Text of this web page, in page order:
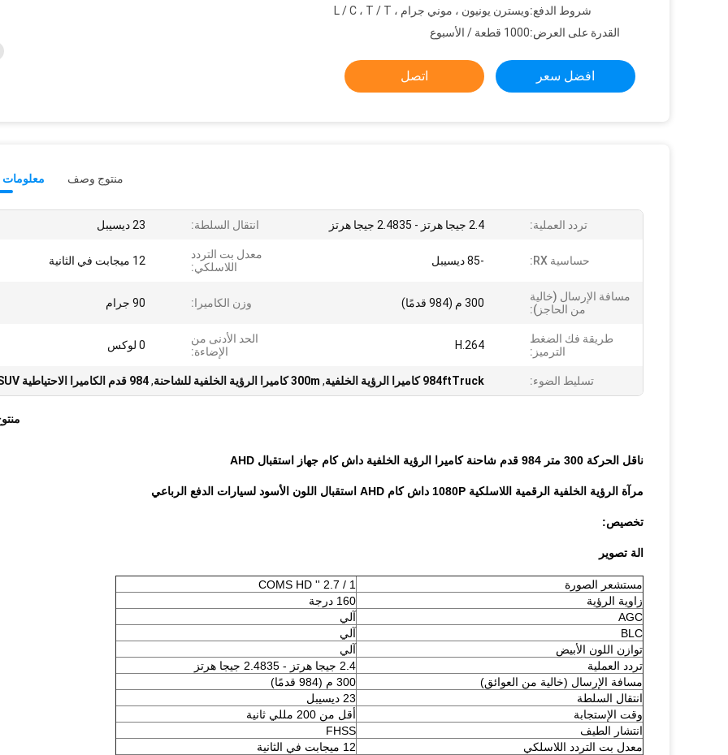
شروط الدفع:ويسترن يونيون ، موني جرام ، L / C ، T / T
القدرة على العرض:1000 قطعة / الأسبوع
افضل سعر اتصل
معلومات منتوج وصف
تردد العملية: 2.4 جيجا هرتز - 2.4835 جيجا هرتز انتقال السلطة: 23 ديسيبل
حساسية RX: -85 ديسيبل
معدل بت التردد
اللاسلكي:
12 ميجابت في الثانية
مسافة الإرسال (خالية
من الحاجز):
300 م (984 قدمًا) وزن الكاميرا: 90 جرام
طريقة فك الضغط
الترميز:
H.264
الحد الأدنى من
الإضاءة:
0 لوكس
تسليط الضوء: 984ftTruck كاميرا الرؤية الخلفية , 300m كاميرا الرؤية الخلفية للشاحنة ,984 قدم الكاميرا الاحتياطية SUV
ناقل الحركة 300 متر 984 قدم شاحنة كاميرا الرؤية الخلفية داش كام جهاز استقبال AHD
مرآة الرؤية الخلفية الرقمية اللاسلكية 1080P داش كام AHD استقبال اللون الأسود لسيارات الدفع الرباعي
تخصيص:
الة تصوير
مستشعر الصورة
1 / 2.7 '' COMS HD
زاوية الرؤية
160 درجة
AGC
آلي
BLC
آلي
توازن اللون الأبيض
آلي
تردد العملية
2.4 جيجا هرتز - 2.4835 جيجا هرتز
مسافة الإرسال (خالية من العوائق)
300 م (984 قدمًا)
انتقال السلطة
23 ديسيبل
وقت الإستجابة
أقل من 200 مللي ثانية
انتشار الطيف
FHSS
معدل بت التردد اللاسلكي
12 ميجابت في الثانية